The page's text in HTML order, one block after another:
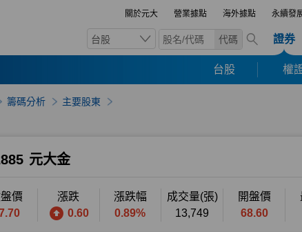
關於元大 營業據點 海外據點 永續發
台股 代碼 證券
台股 權
籌碼分析 主要股東